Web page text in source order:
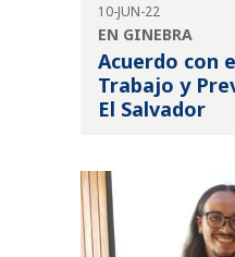
10-JUN-22
EN GINEBRA
Acuerdo con
Trabajo y
El Salvador